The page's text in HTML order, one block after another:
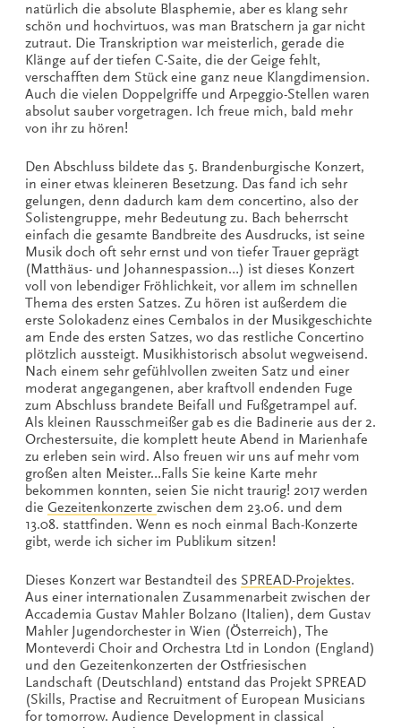
natürlich die absolute Blasphemie, aber es klang sehr
schön und hochvirtuos, was man Bratschern ja gar nicht
zutraut. Die Transkription war meisterlich, gerade die
Klänge auf der tiefen C-Saite, die der Geige fehlt,
verschafften dem Stück eine ganz neue Klangdimension.
Auch die vielen Doppelgriffe und Arpeggio-Stellen waren
absolut sauber vorgetragen. Ich freue mich, bald mehr
von ihr zu hören!
Den Abschluss bildete das 5. Brandenburgische Konzert,
in einer etwas kleineren Besetzung. Das fand ich sehr
gelungen, denn dadurch kam dem concertino, also der
Solistengruppe, mehr Bedeutung zu. Bach beherrscht
einfach die gesamte Bandbreite des Ausdrucks, ist seine
Musik doch oft sehr ernst und von tiefer Trauer geprägt
(Matthäus- und Johannespassion…) ist dieses Konzert
voll von lebendiger Fröhlichkeit, vor allem im schnellen
Thema des ersten Satzes. Zu hören ist außerdem die
erste Solokadenz eines Cembalos in der Musikgeschichte
am Ende des ersten Satzes, wo das restliche Concertino
plötzlich aussteigt. Musikhistorisch absolut wegweisend.
Nach einem sehr gefühlvollen zweiten Satz und einer
moderat angegangenen, aber kraftvoll endenden Fuge
zum Abschluss brandete Beifall und Fußgetrampel auf.
Als kleinen Rausschmeißer gab es die Badinerie aus der 2.
Orchestersuite, die komplett heute Abend in Marienhafe
zu erleben sein wird. Also freuen wir uns auf mehr vom
großen alten Meister…Falls Sie keine Karte mehr
bekommen konnten, seien Sie nicht traurig! 2017 werden
die Gezeitenkonzerte zwischen dem 23.06. und dem
13.08. stattfinden. Wenn es noch einmal Bach-Konzerte
gibt, werde ich sicher im Publikum sitzen!
Dieses Konzert war Bestandteil des SPREAD-Projektes.
Aus einer internationalen Zusammenarbeit zwischen der
Accademia Gustav Mahler Bolzano (Italien), dem Gustav
Mahler Jugendorchester in Wien (Österreich), The
Monteverdi Choir and Orchestra Ltd in London (England)
und den Gezeitenkonzerten der Ostfriesischen
Landschaft (Deutschland) entstand das Projekt SPREAD
(Skills, Practise and Recruitment of European Musicians
for tomorrow. Audience Development in classical